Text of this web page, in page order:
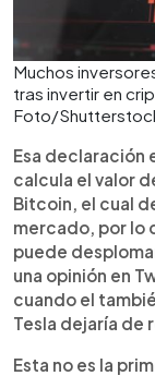
Muchos
tras invertir en
Foto/
Esa declaración
calcula el valor
Bitcoin, el cual
mercado, por lo
puede
una opinión en
cuando el
Tesla dejaría de
Esta no es la